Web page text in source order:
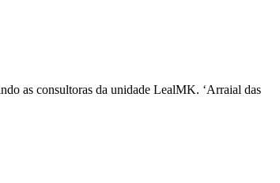
as consultoras da unidade LealMK. ‘Arraial das